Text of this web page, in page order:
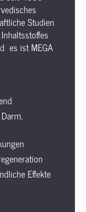
Studien
es ist MEGA
Effekte